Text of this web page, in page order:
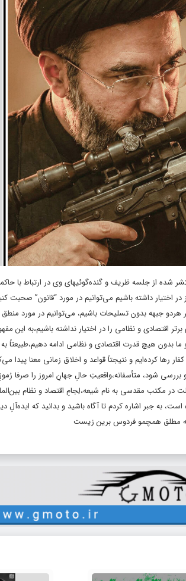
شده از جلسه ظریف و گنده‌گوئیهای وی در ارتباط با
اختیار داشته باشیم می‌توانیم در مورد “قانون” صحبت
هردو جبهه بدون تسلیحات باشیم، می‌توانیم در مورد
اقتصادى و نظامى را در اختیار نداشته باشیم،به
بدون هیچ قدرت اقتصادی و نظامی ادامه دهیم،طبیعتاً
رها کرده‌ایم و نتیجتاً قواعد و اخلاق زمانی معنا
شود، متأسفانه،واقعیتِ حالِ جهانِ امروز را صرفا
مکتب مقدسی به نام شیعه،لِجامِ اقتصاد و نظام
به جبر اشاره کردم تا آگاه باشید و بدانید که
مطلق همچمو فردوس برین زیست